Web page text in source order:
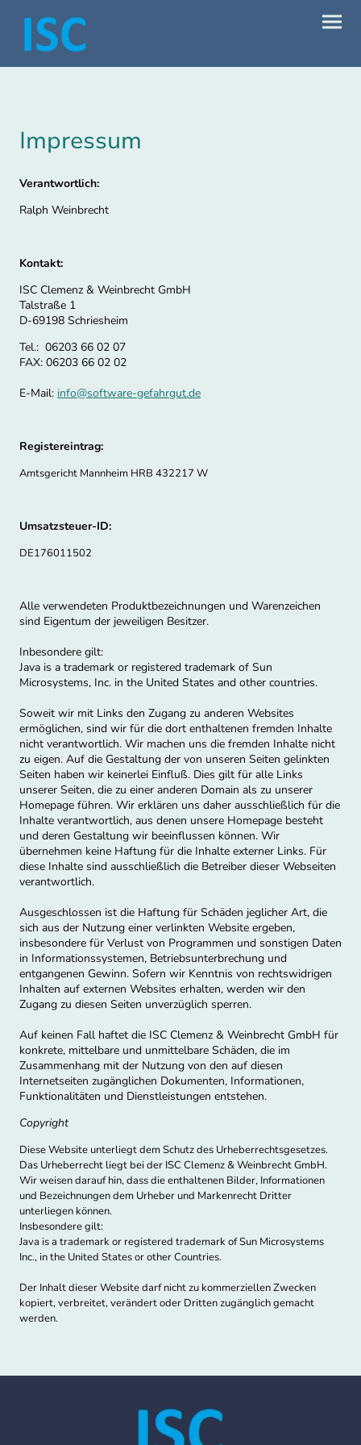
Impressum
Verantwortlich:
Ralph Weinbrecht
Kontakt:
ISC Clemenz & Weinbrecht GmbH
Talstraße 1
D-69198 Schriesheim
Tel.: 06203 66 02 07
FAX: 06203 66 02 02
E-Mail: info@software-gefahrgut.de
Registereintrag:
Amtsgericht Mannheim HRB 432217 W
Umsatzsteuer-ID:
DE176011502
Alle verwendeten Produktbezeichnungen und Warenzeichen
sind Eigentum der jeweiligen Besitzer.
Inbesondere gilt:
Java is a trademark or registered trademark of Sun
Microsystems, Inc. in the United States and other countries.
Soweit wir mit Links den Zugang zu anderen Websites
ermöglichen, sind wir für die dort enthaltenen fremden Inhalte
nicht verantwortlich. Wir machen uns die fremden Inhalte nicht
zu eigen. Auf die Gestaltung der von unseren Seiten gelinkten
Seiten haben wir keinerlei Einfluß. Dies gilt für alle Links
unserer Seiten, die zu einer anderen Domain als zu unserer
Homepage führen. Wir erklären uns daher ausschließlich für die
Inhalte verantwortlich, aus denen unsere Homepage besteht
und deren Gestaltung wir beeinflussen können. Wir
übernehmen keine Haftung für die Inhalte externer Links. Für
diese Inhalte sind ausschließlich die Betreiber dieser Webseiten
verantwortlich.
Ausgeschlossen ist die Haftung für Schäden jeglicher Art, die
sich aus der Nutzung einer verlinkten Website ergeben,
insbesondere für Verlust von Programmen und sonstigen Daten
in Informationssystemen, Betriebsunterbrechung und
entgangenen Gewinn. Sofern wir Kenntnis von rechtswidrigen
Inhalten auf externen Websites erhalten, werden wir den
Zugang zu diesen Seiten unverzüglich sperren.
Auf keinen Fall haftet die ISC Clemenz & Weinbrecht GmbH für
konkrete, mittelbare und unmittelbare Schäden, die im
Zusammenhang mit der Nutzung von den auf diesen
Internetseiten zugänglichen Dokumenten, Informationen,
Funktionalitäten und Dienstleistungen entstehen.
Copyright
Diese Website unterliegt dem Schutz des Urheberrechtsgesetzes.
Das Urheberrecht liegt bei der ISC Clemenz & Weinbrecht GmbH.
Wir weisen darauf hin, dass die enthaltenen Bilder, Informationen
und Bezeichnungen dem Urheber und Markenrecht Dritter
unterliegen können.
Insbesondere gilt:
Java is a trademark or registered trademark of Sun Microsystems
Inc., in the United States or other Countries.
Der Inhalt dieser Website darf nicht zu kommerziellen Zwecken
kopiert, verbreitet, verändert oder Dritten zugänglich gemacht
werden.